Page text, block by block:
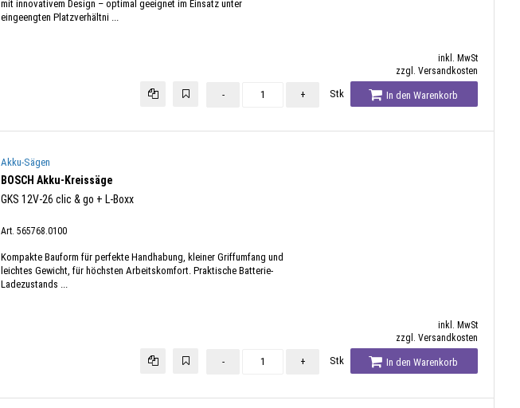
mit innovativem Design – optimal geeignet im Einsatz unter
eingeengten Platzverhältni ...
inkl. MwSt
zzgl. Versandkosten
- + Stk In den Warenkorb
Akku-Sägen
BOSCH Akku-Kreissäge
GKS 12V-26 clic & go + L-Boxx
Art. 565768.0100
Kompakte Bauform für perfekte Handhabung, kleiner Griffumfang und
leichtes Gewicht, für höchsten Arbeitskomfort. Praktische Batterie-
Ladezustands ...
inkl. MwSt
zzgl. Versandkosten
- + Stk In den Warenkorb